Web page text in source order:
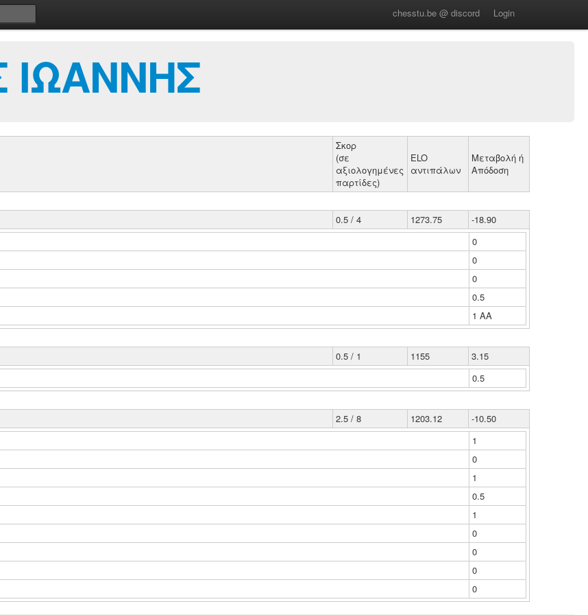
chesstu.be @ discord Login
ΙΩΑΝΝΗΣ
Σκορ
(σε
αξιολογημένες
παρτίδες)
ELO
αντιπάλων
Μεταβολή ή
Απόδοση
0.5 / 4 1273.75
-18.90
0
0
0
0.5
1 ΑΑ
0.5 / 1 1155
3.15
0.5
2.5 / 8 1203.12
-10.50
1
0
1
0.5
1
0
0
0
0